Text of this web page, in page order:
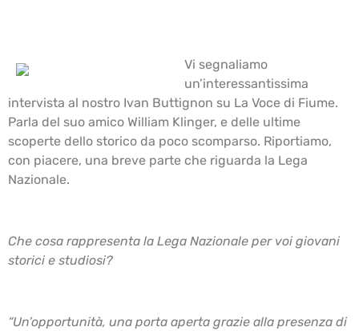
Vi segnaliamo
un’interessantissima
intervista al nostro Ivan Buttignon su La Voce di Fiume.
Parla del suo amico William Klinger, e delle ultime
scoperte dello storico da poco scomparso. Riportiamo,
con piacere, una breve parte che riguarda la Lega
Nazionale.
Che cosa rappresenta la Lega Nazionale per voi giovani
storici e studiosi?
“Un’opportunità, una porta aperta grazie alla presenza di